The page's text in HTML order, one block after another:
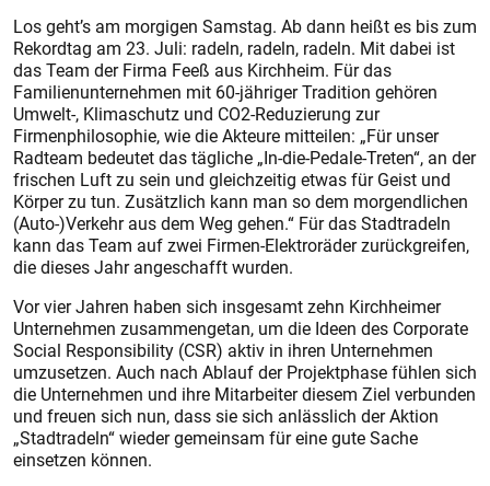
Los geht’s am morgigen Samstag. Ab dann heißt es bis zum
Rekordtag am 23. Juli: radeln, radeln, radeln. Mit dabei ist
das Team der Firma Feeß aus Kirchheim. Für das
Familienunternehmen mit 60-jähriger Tradition gehören
Umwelt-, Klimaschutz und CO2-Reduzierung zur
Firmenphilosophie, wie die Akteure mitteilen: „Für unser
Radteam bedeutet das tägliche „In-die-Pedale-Treten“, an der
frischen Luft zu sein und gleichzeitig etwas für Geist und
Körper zu tun. Zusätzlich kann man so dem morgendlichen
(Auto-)Verkehr aus dem Weg gehen.“ Für das Stadtradeln
kann das Team auf zwei Firmen-Elektroräder zurückgreifen,
die dieses Jahr angeschafft wurden.
Vor vier Jahren haben sich insgesamt zehn Kirchheimer
Unternehmen zusammengetan, um die Ideen des Corporate
Social Responsibility (CSR) aktiv in ihren Unternehmen
umzusetzen. Auch nach Ablauf der Projektphase fühlen sich
die Unternehmen und ihre Mitarbeiter diesem Ziel verbunden
und freuen sich nun, dass sie sich anlässlich der Aktion
„Stadtradeln“ wieder gemeinsam für eine gute Sache
einsetzen können.